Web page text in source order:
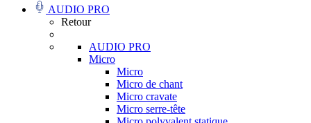
AUDIO PRO
Retour
AUDIO PRO
Micro
Micro
Micro de chant
Micro cravate
Micro serre-tête